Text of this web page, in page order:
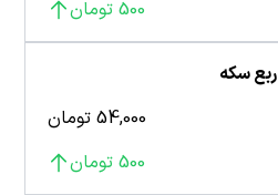
500 تومان
ربع سکه
54,000 تومان
500 تومان